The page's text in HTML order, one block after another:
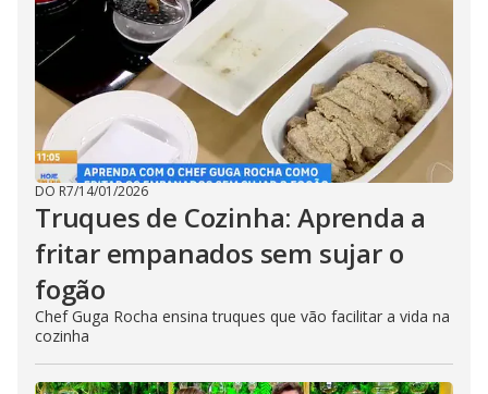
DO R7/14/01/2026
Truques de Cozinha: Aprenda a
fritar empanados sem sujar o
fogão
Chef Guga Rocha ensina truques que vão facilitar a vida na
cozinha